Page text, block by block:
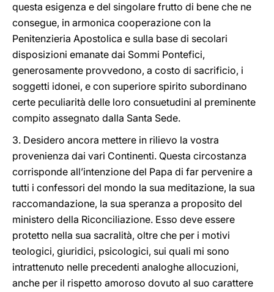
questa esigenza e del singolare frutto di bene che ne
consegue, in armonica cooperazione con la
Penitenzieria Apostolica e sulla base di secolari
disposizioni emanate dai Sommi Pontefici,
generosamente provvedono, a costo di sacrificio, i
soggetti idonei, e con superiore spirito subordinano
certe peculiarità delle loro consuetudini al preminente
compito assegnato dalla Santa Sede.
3. Desidero ancora mettere in rilievo la vostra
provenienza dai vari Continenti. Questa circostanza
corrisponde all’intenzione del Papa di far pervenire a
tutti i confessori del mondo la sua meditazione, la sua
raccomandazione, la sua speranza a proposito del
ministero della Riconciliazione. Esso deve essere
protetto nella sua sacralità, oltre che per i motivi
teologici, giuridici, psicologici, sui quali mi sono
intrattenuto nelle precedenti analoghe allocuzioni,
anche per il rispetto amoroso dovuto al suo carattere